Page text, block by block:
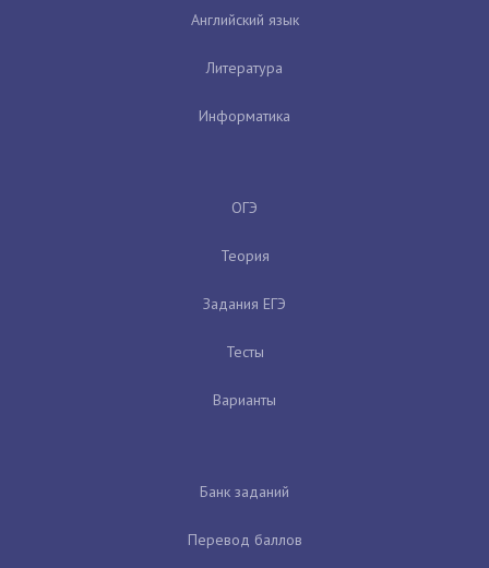
Английский язык
Литература
Информатика
ОГЭ
Теория
Задания ЕГЭ
Тесты
Варианты
Банк заданий
Перевод баллов